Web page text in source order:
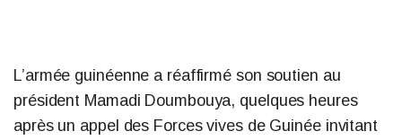
L’armée guinéenne a réaffirmé son soutien au
président Mamadi Doumbouya, quelques heures
après un appel des Forces vives de Guinée invitant